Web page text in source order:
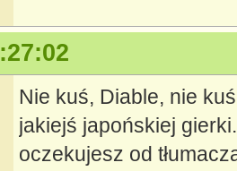
Nie kuś, Diable, nie
jakiejś japońskiej
oczekujesz od